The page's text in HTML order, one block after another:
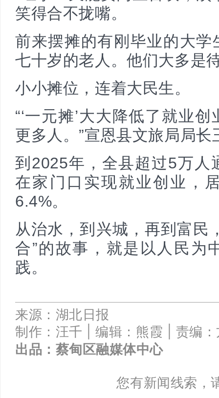
笑得合不拢嘴。
前来摆摊的有刚毕业的大
七十岁的老人。他们大多是
小小摊位，连着大民生。
“‘一元摊’大大降低了就业
更多人。”宣恩县文旅局局长
到2025年，全县超过5万人
在家门口实现就业创业，
6.4%。
从治水，到兴城，再到富民
合”的故事，就是以人民为
践。
来源：湖北日报
制作：汪千 |编辑：熊霞 | 责编
出品： 蔡甸区融媒体中心
您有新闻线索，